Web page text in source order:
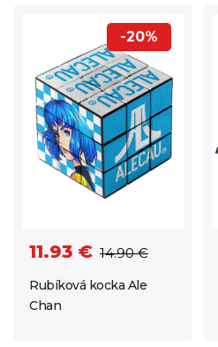
11.93 € 14.90 €
Rubíková kocka Ale
Chan
-20%